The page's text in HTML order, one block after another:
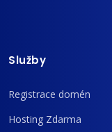
Služby
Registrace domén
Hosting Zdarma